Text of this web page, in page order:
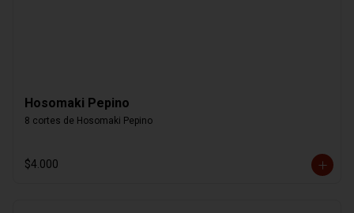
Hosomaki Pepino
8 cortes de Hosomaki Pepino
$4.000